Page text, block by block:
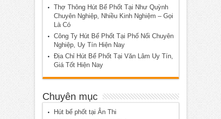
Thợ Thông Hút Bể Phốt Tại Như Quỳnh
Chuyên Nghiệp, Nhiều Kinh Nghiệm – Gọi
Là Có
Công Ty Hút Bể Phốt Tại Phố Nối Chuyên
Nghiệp, Uy Tín Hiện Nay
Địa Chỉ Hút Bể Phốt Tại Văn Lâm Uy Tín,
Giá Tốt Hiện Nay
Chuyên mục
Hút bể phốt tại Ân Thi